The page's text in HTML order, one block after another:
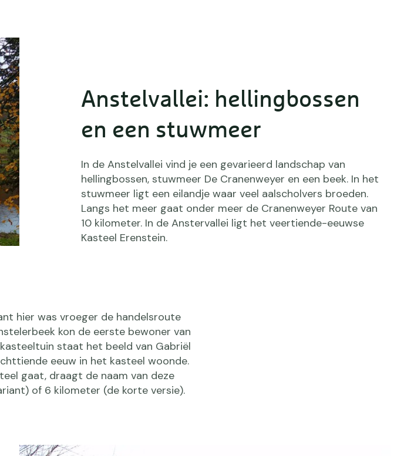
Anstelvallei: hellingbossen
en een stuwmeer
In de Anstelvallei vind je een gevarieerd landschap van
hellingbossen, stuwmeer De Cranenweyer en een beek. In het
stuwmeer ligt een eilandje waar veel aalscholvers broeden.
Langs het meer gaat onder meer de Cranenweyer Route van
10 kilometer. In de Anstervallei ligt het veertiende-eeuwse
Kasteel Erenstein.
hier was vroeger de handelsroute
kon de eerste bewoner van
staat het beeld van Gabriël
eeuw in het kasteel woonde.
gaat, draagt de naam van deze
of 6 kilometer (de korte versie).